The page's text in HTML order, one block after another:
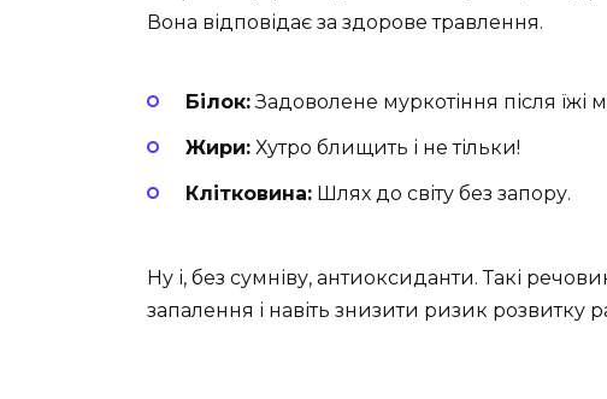
Вона відповідає за здорове травлення.
Білок:Задоволене муркотіння після їжі
Жири: Хутро блищить і не тільки!
Клітковина: Шлях до світу без запору.
Ну і, без сумніву, антиоксиданти. Такі
запалення і навіть знизити ризик розвитку